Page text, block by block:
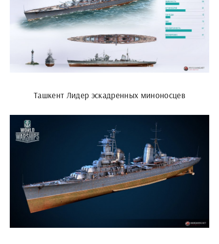
Ташкент Лидер эскадренных миноносцев